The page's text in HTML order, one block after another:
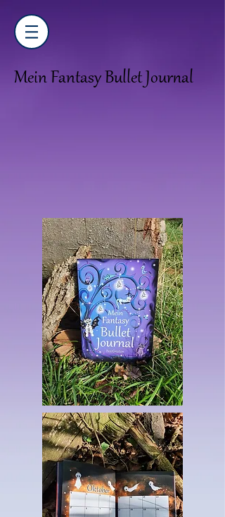
Mein Fantasy Bullet Journal